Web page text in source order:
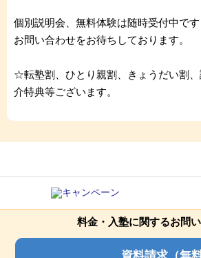
個別説明会、無料体験は随時受付中です
お問い合わせをお待ちしております。
☆転塾割、ひとり親割、きょうだい割
介特典等ございます。
料金・入塾に関するお問